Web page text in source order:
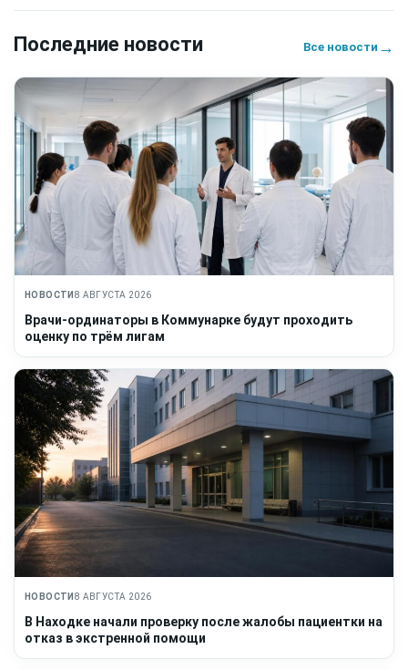
Последние новости Все новости →
НОВОСТИ 8 АВГУСТА 2026
Врачи-ординаторы в Коммунарке будут проходить
оценку по трём лигам
НОВОСТИ 8 АВГУСТА 2026
В Находке начали проверку после жалобы пациентки на
отказ в экстренной помощи